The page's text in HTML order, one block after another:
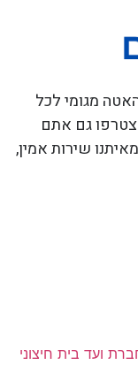
מגומי לכל
גם אתם
שירות אמין,
ועד בית חיצוני